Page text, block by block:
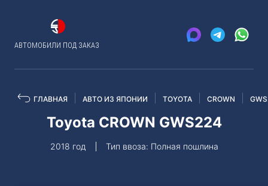
АВТОМОБИЛИ ПОД ЗАКАЗ
ГЛАВНАЯ АВТО ИЗ ЯПОНИИ TOYOTA CROWN
Toyota CROWN GWS224
2018 год Тип ввоза: Полная пошлина